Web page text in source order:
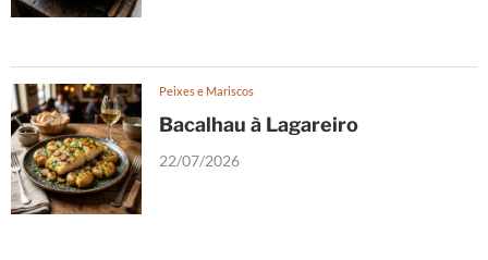
Peixes e Mariscos
Bacalhau à Lagareiro
22/07/2026